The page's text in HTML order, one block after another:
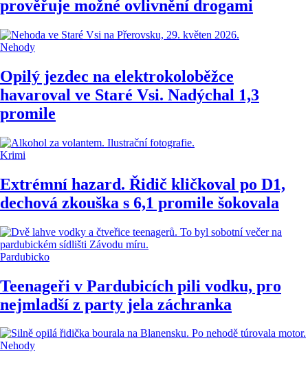
prověřuje možné ovlivnění drogami
Nehody
Opilý jezdec na elektrokoloběžce
havaroval ve Staré Vsi. Nadýchal 1,3
promile
Krimi
Extrémní hazard. Řidič kličkoval po D1,
dechová zkouška s 6,1 promile šokovala
Pardubicko
Teenageři v Pardubicích pili vodku, pro
nejmladší z party jela záchranka
Nehody